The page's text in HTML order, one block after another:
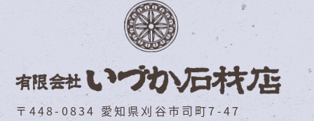
〒448-0834 愛知県刈谷市司町7-47